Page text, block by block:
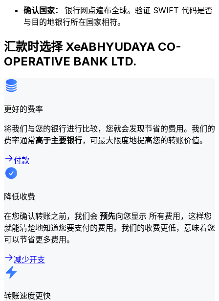
确认国家： 银行网点遍布全球。验证 SWIFT 代码是否
与目的地银行所在国家相符。
汇款时选择 XeABHYUDAYA CO-
OPERATIVE BANK LTD.
更好的费率
将我们与您的银行进行比较，您就会发现节省的费用。我们的
费率通常高于主要银行，可最大限度地提高您的转账价值。
付款
降低收费
在您确认转账之前，我们会 预先向您显示 所有费用，这样您
就能清楚地知道您要支付的费用。我们的收费更低，意味着您
可以节省更多费用。
减少开支
转账速度更快